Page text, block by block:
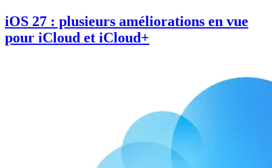
iOS 27 : plusieurs améliorations en vue
pour iCloud et iCloud+